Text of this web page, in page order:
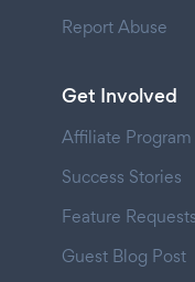
Report Abuse
Get Involved
Affiliate Program
Success Stories
Feature Requests
Guest Blog Post